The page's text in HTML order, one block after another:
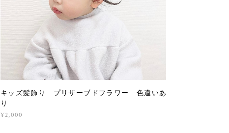
キッズ髪飾り プリザーブドフラワー 色違いあ
り
¥2,000